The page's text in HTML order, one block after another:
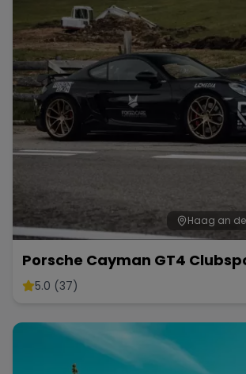
Haag an
Porsche Cayman GT4
5.0 (37)